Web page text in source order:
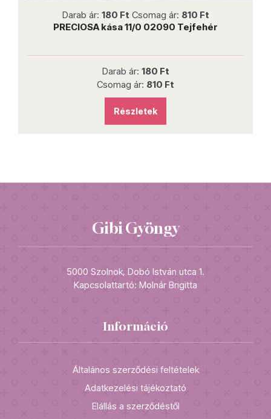
Darab ár: 180 Ft Csomag ár: 810 Ft
PRECIOSA kása 11/0 02090 Tejfehér
Darab ár: 180 Ft
Csomag ár: 810 Ft
Részletek
Gibi Gyöngy
5000 Szolnok, Dobó István utca 1.
Kapcsolattartó: Molnár Brigitta
Információ
Általános szerződési feltételek
Adatkezelési tájékoztató
Elállás a szerződéstől